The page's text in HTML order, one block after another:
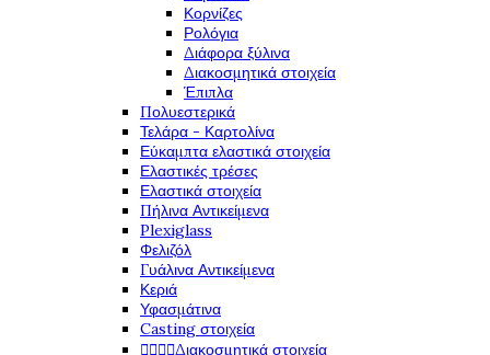
Κορνίζες
Ρολόγια
Διάφορα ξύλινα
Διακοσμητικά στοιχεία
Έπιπλα
Πολυεστερικά
Τελάρα - Καρτολίνα
Εύκαμπτα ελαστικά στοιχεία
Ελαστικές τρέσες
Ελαστικά στοιχεία
Πήλινα Αντικείμενα
Plexiglass
Φελιζόλ
Γυάλινα Αντικείμενα
Κεριά
Υφασμάτινα
Casting στοιχεία
Διακοσμητικά στοιχεία